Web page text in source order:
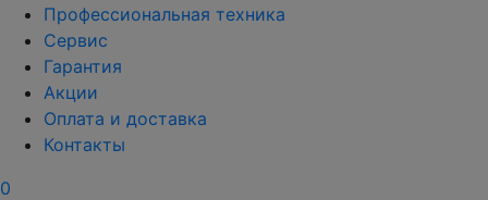
Профессиональная техника
Сервис
Гарантия
Акции
Оплата и доставка
Контакты
0